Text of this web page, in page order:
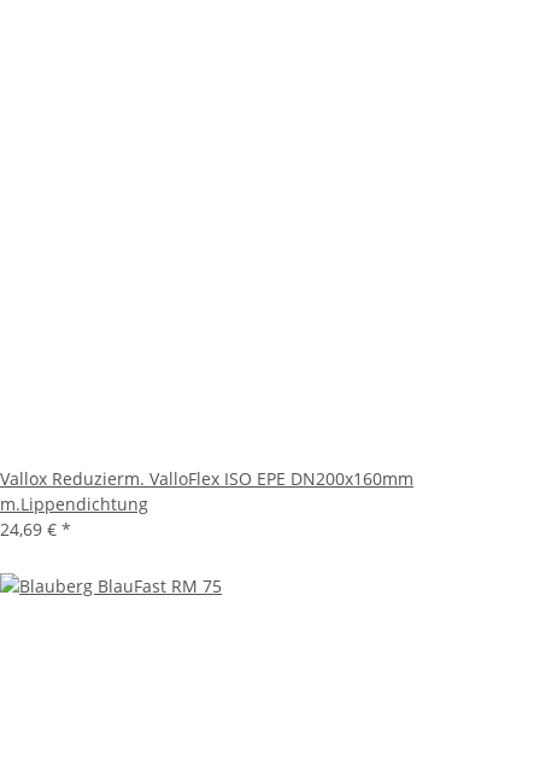
Vallox Reduzierm. ValloFlex ISO EPE DN200x160mm
m.Lippendichtung
24,69 € *